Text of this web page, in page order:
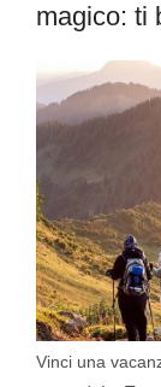
magico: ti
Vinci una